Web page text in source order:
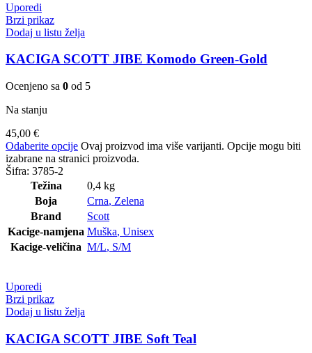
Uporedi
Brzi prikaz
Dodaj u listu želja
KACIGA SCOTT JIBE Komodo Green-Gold
Ocenjeno sa 0 od 5
Na stanju
45,00 €
Odaberite opcije Ovaj proizvod ima više varijanti. Opcije mogu biti
izabrane na stranici proizvoda.
Šifra: 3785-2
Težina
0,4 kg
Boja
Crna, Zelena
Brand
Scott
Kacige-namjena Muška, Unisex
Kacige-veličina M/L, S/M
Uporedi
Brzi prikaz
Dodaj u listu želja
KACIGA SCOTT JIBE Soft Teal